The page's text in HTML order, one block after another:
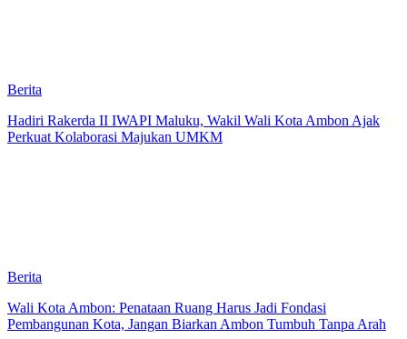
Berita
Hadiri Rakerda II IWAPI Maluku, Wakil Wali Kota Ambon Ajak
Perkuat Kolaborasi Majukan UMKM
Berita
Wali Kota Ambon: Penataan Ruang Harus Jadi Fondasi
Pembangunan Kota, Jangan Biarkan Ambon Tumbuh Tanpa Arah